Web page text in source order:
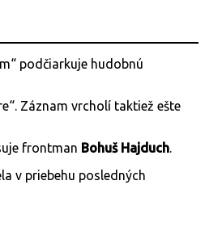
podčiarkuje hudobnú
Záznam vrcholí taktiež ešte
frontman Bohuš Hajduch.
v priebehu posledných